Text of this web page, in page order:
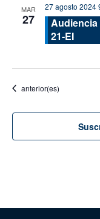
MAR
27
27 agosto 2024
Audiencia
21-EI
Eventos
anterior(es)